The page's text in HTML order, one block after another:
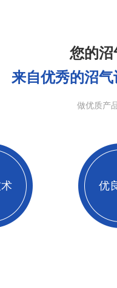
您的沼
来自优秀的沼
做优质产
优